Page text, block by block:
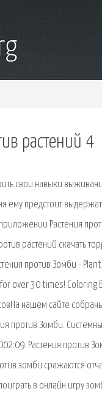
растений 4
свои навыки
ему предстоит
Растения
растений скачать
против Зомби -
30 times! Coloring
нашем сайте
против Зомби.
Растения против
зомби сражаются
в онлайн игру